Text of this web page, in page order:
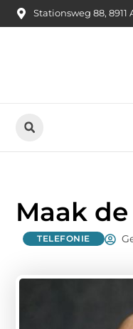
Stationsweg 88,
Maak
TELEFONIE